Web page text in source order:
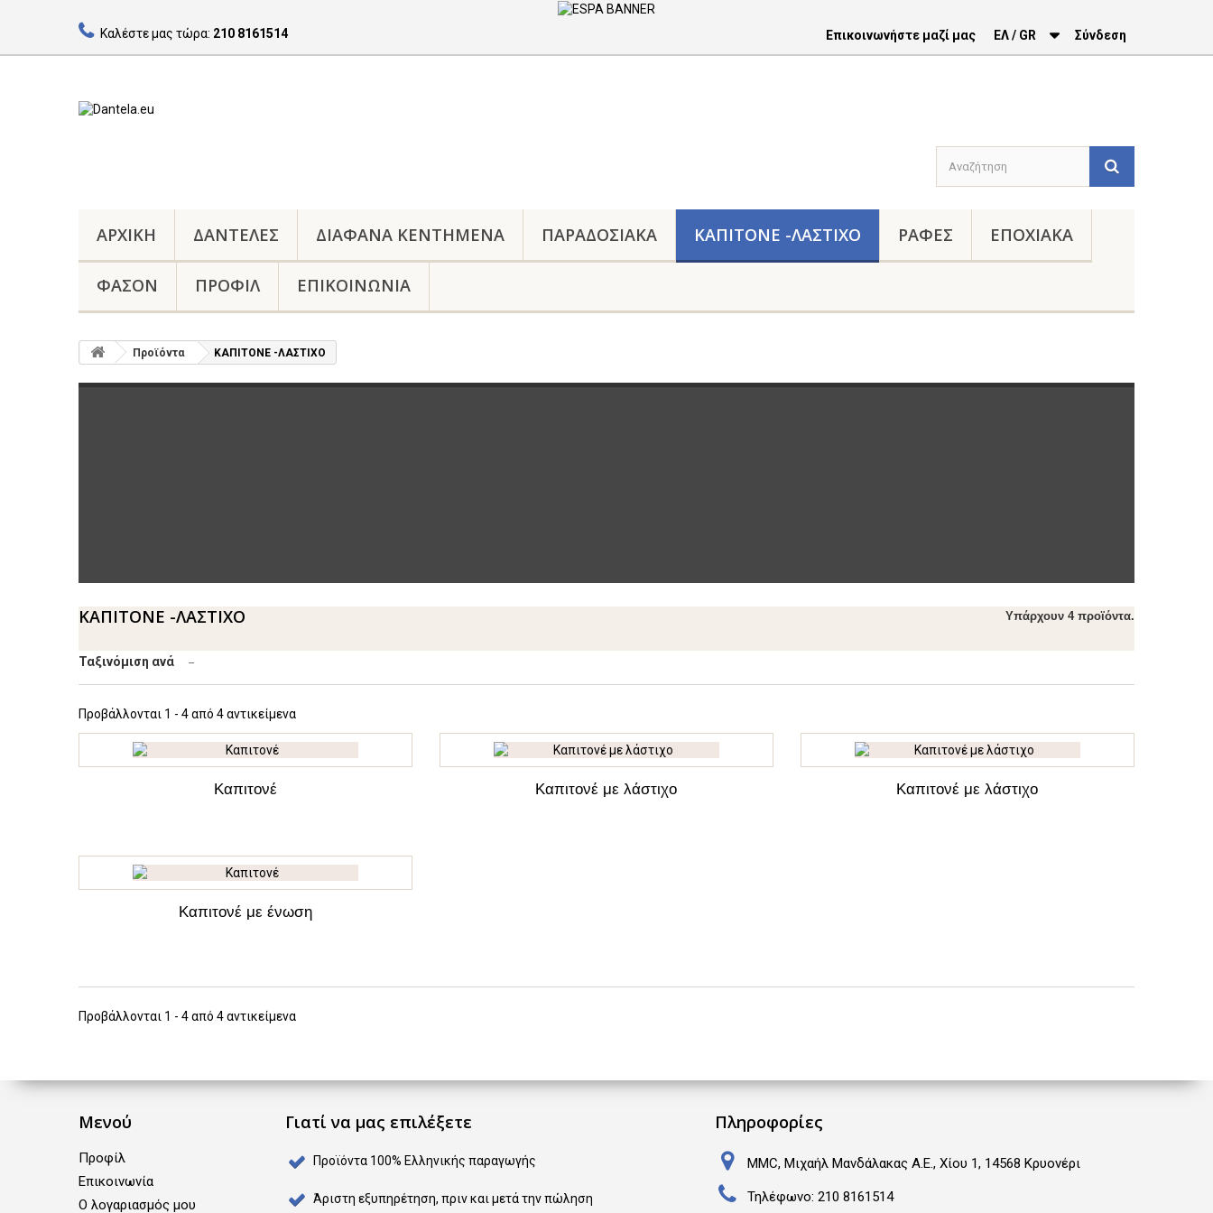
Σύνδεση
ΕΛ / GR
Επικοινωνήστε μαζί μας
Καλέστε μας τώρα: 210 8161514
ΑΡΧΙΚΉ ΔΑΝΤΈΛΕΣ ΔΙΑΦΑΝΑ ΚΕΝΤΗΜΕΝΑ ΠΑΡΑΔΟΣΙΑΚΆ ΚΑΠΙΤΟΝΕ -ΛΑΣΤΙΧΟ ΡΑΦΕΣ ΕΠΟΧΙΑΚΑ
ΦΑΣΟΝ ΠΡΟΦΊΛ ΕΠΙΚΟΙΝΩΝΊΑ
Προϊόντα ΚΑΠΙΤΟΝΕ -ΛΑΣΤΙΧΟ
ΚΑΠΙΤΟΝΕ -ΛΑΣΤΙΧΟ Υπάρχουν 4 προϊόντα.
Ταξινόμιση ανά --
Προβάλλονται 1 - 4 από 4 αντικείμενα
Καπιτονέ Καπιτονέ με λάστιχο Καπιτονέ με λάστιχο
Καπιτονέ με ένωση
Προβάλλονται 1 - 4 από 4 αντικείμενα
Μενού
Προφίλ
Επικοινωνία
O λογαριασμός μου
Γιατί να μας επιλέξετε
Προϊόντα 100% Ελληνικής παραγωγής
Άριστη εξυπηρέτηση, πριν και μετά την πώληση
Πληροφορίες
MMC, Μιχαήλ Μανδάλακας Α.Ε., Χίου 1, 14568 Κρυονέρι
Τηλέφωνο: 210 8161514